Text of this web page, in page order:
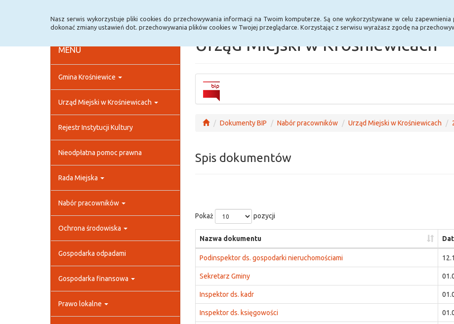
Nasz serwis wykorzystuje pliki cookies do przechowywania informacji na Twoim komputerze. Są one wykorzystywane w celu zapewnienia
dokonać zmiany ustawień dot. przechowywania plików cookies w Twojej przeglądarce. Korzystając z serwisu wyrażasz zgodę na
MENU
Gmina Krośniewice
Urząd Miejski w Krośniewicach
Rejestr Instytucji Kultury
Nieodpłatna pomoc prawna
Rada Miejska
Nabór pracowników
Ochrona środowiska
Gospodarka odpadami
Gospodarka finansowa
Prawo lokalne
Urząd Miejski w Krośniewicach
Dokumenty BIP Nabór pracowników Urząd Miejski w Krośniewicach
Spis dokumentów
Pokaż pozycji
Nazwa dokumentu
Podinspektor ds. gospodarki nieruchomościami
Sekretarz Gminy
Inspektor ds. kadr
Inspektor ds. księgowości